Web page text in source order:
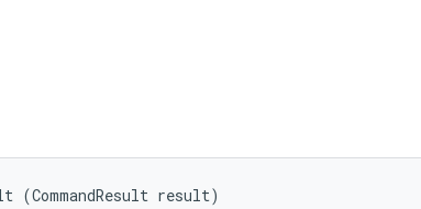
(CommandResult result)